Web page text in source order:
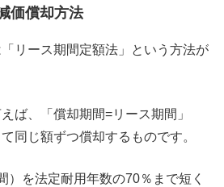
価償却方法
リース期間定額法」という方法が
ば、「償却期間=リース期間」
同じ額ずつ償却するものです。
）を法定耐用年数の70％まで短く